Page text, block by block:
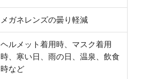
メガネレンズの曇り軽減
ヘルメット着用時、マスク着用
時、寒い日、雨の日、温泉、飲食
時など